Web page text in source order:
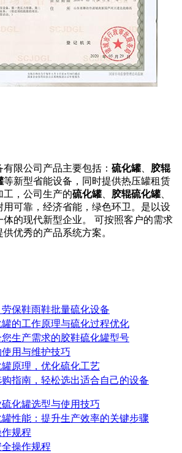
限公司产品主要包括： 硫化罐、 胶辊
等新型省能设备，同时提供热压罐租赁
工，公司生产的硫化罐、 胶辊硫化罐、
用可靠，经济省能，绿色环卫。是以设
的现代新型企业。 可按照客户的需求
优秀的产品系统方案。
保鞋雨鞋批量硫化设备
的工作原理与硫化过程优化
生产需求的胶鞋硫化罐型号
用与维护技巧
原理，优化硫化工艺
指南，轻松选出适合自己的设备
化罐选型与使用技巧
性能：提升生产效率的关键步骤
规程
操作规程